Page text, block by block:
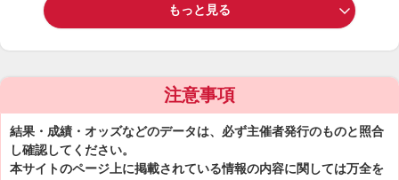
もっと見る
注意事項
結果・成績・オッズなどのデータは、必ず主催者発行のものと照合
し確認してください。
本サイトのページ上に掲載されている情報の内容に関しては万全を